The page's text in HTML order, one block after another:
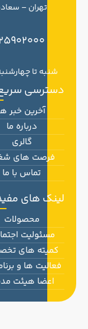
تهران – سعادت
شنبه تا چهارشنبه 8:15 الی 16:15 پنجشنبه ها 8:15 الی
دسترسی
آخرین خبر
درباره ما
گالری
فرصت های
تماس با ما
لینک های
محصولات
مسئولیت
کمیته های
فعالیت ها و
اعضا هیئت